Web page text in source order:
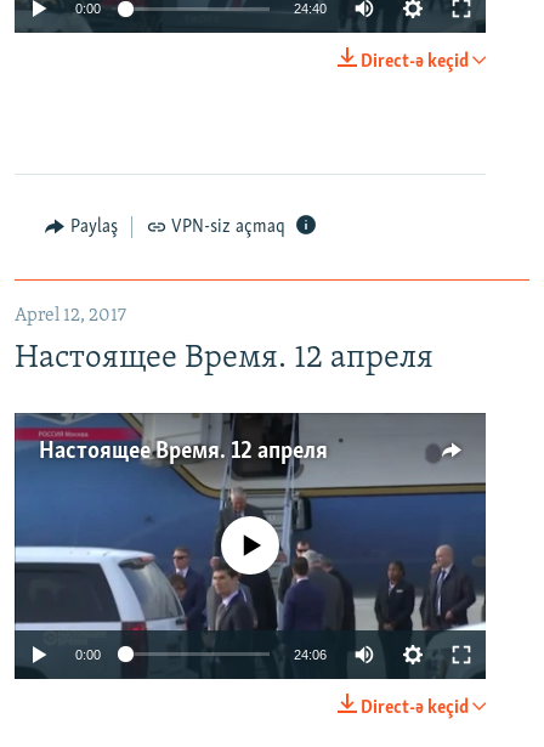
0:00 24:40
Direct-ə keçid
Paylaş VPN-siz açmaq
Aprel 12, 2017
Настоящее Время. 12 апреля
Настоящее Время. 12 апреля
No media source currently available
0:00 24:06
Direct-ə keçid